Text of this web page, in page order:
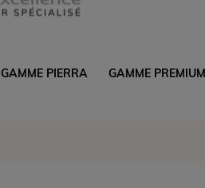
GAMME PIERRA GAMME PREMIUM